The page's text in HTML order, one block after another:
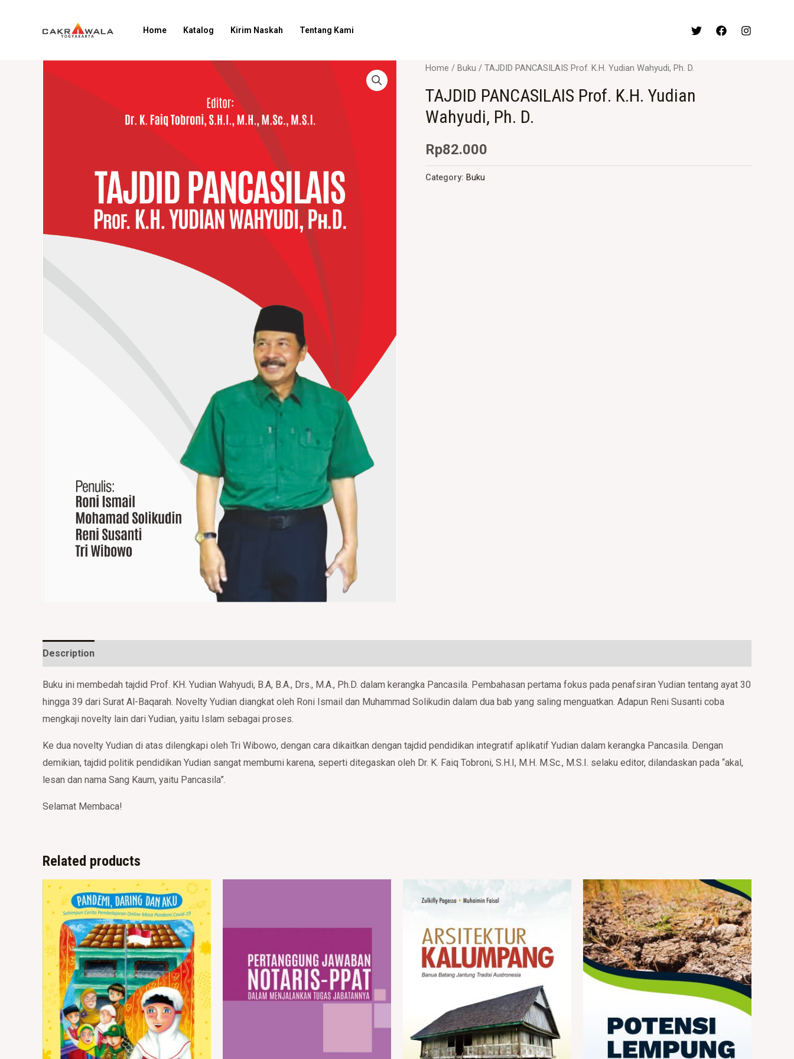
Home Katalog Kirim Naskah Tentang Kami
Home / Buku / TAJDID PANCASILAIS Prof. K.H. Yudian Wahyudi, Ph. D.
TAJDID PANCASILAIS Prof. K.H. Yudian
Wahyudi, Ph. D.
Rp82.000
Category: Buku
Description
Buku ini membedah tajdid Prof. KH. Yudian Wahyudi, B.A, B.A., Drs., M.A., Ph.D. dalam kerangka Pancasila. Pembahasan pertama fokus pada penafsiran Yudian tentang ayat 30
hingga 39 dari Surat Al-Baqarah. Novelty Yudian diangkat oleh Roni Ismail dan Muhammad Solikudin dalam dua bab yang saling menguatkan. Adapun Reni Susanti coba
mengkaji novelty lain dari Yudian, yaitu Islam sebagai proses.
Ke dua novelty Yudian di atas dilengkapi oleh Tri Wibowo, dengan cara dikaitkan dengan tajdid pendidikan integratif aplikatif Yudian dalam kerangka Pancasila. Dengan
demikian, tajdid politik pendidikan Yudian sangat membumi karena, seperti ditegaskan oleh Dr. K. Faiq Tobroni, S.H.I, M.H. M.Sc., M.S.I. selaku editor, dilandaskan pada “akal,
lesan dan nama Sang Kaum, yaitu Pancasila”.
Selamat Membaca!
Related products